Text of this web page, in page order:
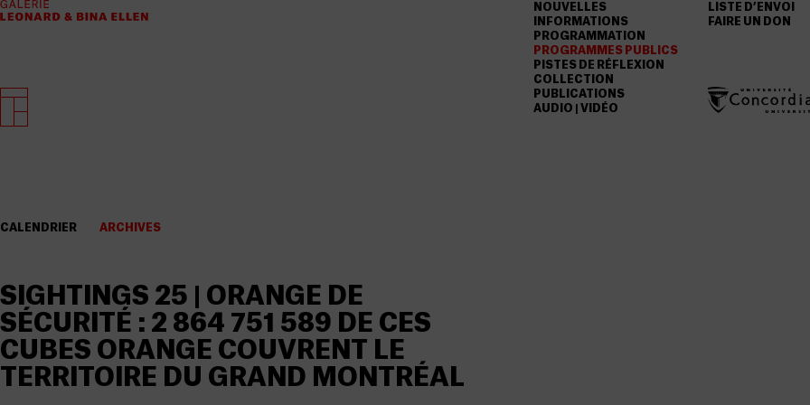
NOUVELLES
INFORMATIONS
PROGRAMMATION
PROGRAMMES PUBLICS
PISTES DE RÉFLEXION
COLLECTION
PUBLICATIONS
AUDIO | VIDÉO
LISTE D’ENVOI
FAIRE UN DON
CALENDRIER ARCHIVES
SIGHTINGS 25 | ORANGE DE
SÉCURITÉ : 2 864 751 589 DE CES
CUBES ORANGE COUVRENT LE
TERRITOIRE DU GRAND MONTRÉAL